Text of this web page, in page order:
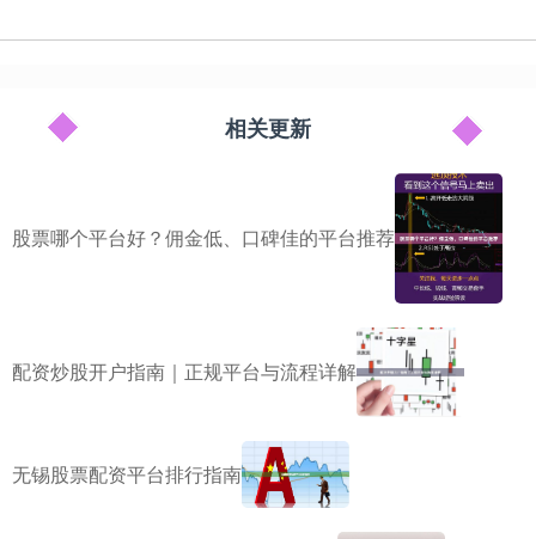
相关更新
股票哪个平台好？佣金低、口碑佳的平台推荐
配资炒股开户指南｜正规平台与流程详解
无锡股票配资平台排行指南